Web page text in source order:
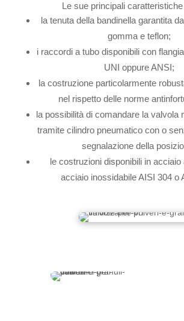
Le sue principali
la tenuta della bandinella garantita
gomma e teflon;
i raccordi a tubo disponibili con
UNI oppure ANSI;
la costruzione particolarmente
nel rispetto delle norme
la possibilità di comandare la valvola
tramite cilindro pneumatico con o
segnalazione della
le costruzioni disponibili in acciaio
acciaio inossidabile AISI 304 o